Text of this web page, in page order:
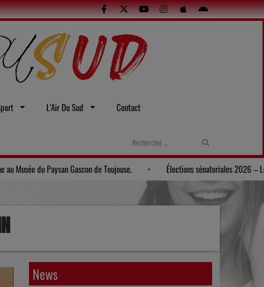
L'Air Du Sud Contact
sexuelles Gers: Une soirée gasconne au Musée du Paysan Gascon de
News